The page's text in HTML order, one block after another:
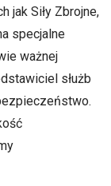
jak Siły Zbrojne,
specjalne
ważnej
służb